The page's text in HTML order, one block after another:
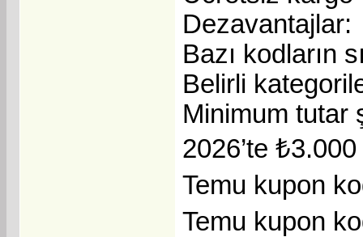
Dezavantajlar:
Bazı kodların
Belirli
Minimum tutar
2026’te
Temu kupon
Temu kupon